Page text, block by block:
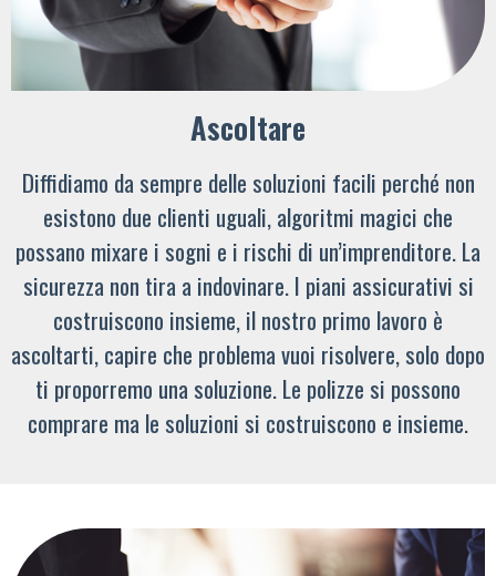
Ascoltare
Diffidiamo da sempre delle soluzioni facili perché non
esistono due clienti uguali, algoritmi magici che
possano mixare i sogni e i rischi di un’imprenditore. La
sicurezza non tira a indovinare. I piani assicurativi si
costruiscono insieme, il nostro primo lavoro è
ascoltarti, capire che problema vuoi risolvere, solo dopo
ti proporremo una soluzione. Le polizze si possono
comprare ma le soluzioni si costruiscono e insieme.